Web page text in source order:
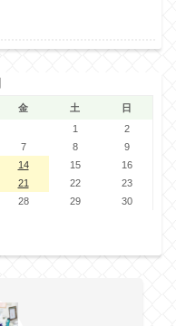
金 土
日
1
2
7 8
9
14 15
16
21 22
23
28 29 30